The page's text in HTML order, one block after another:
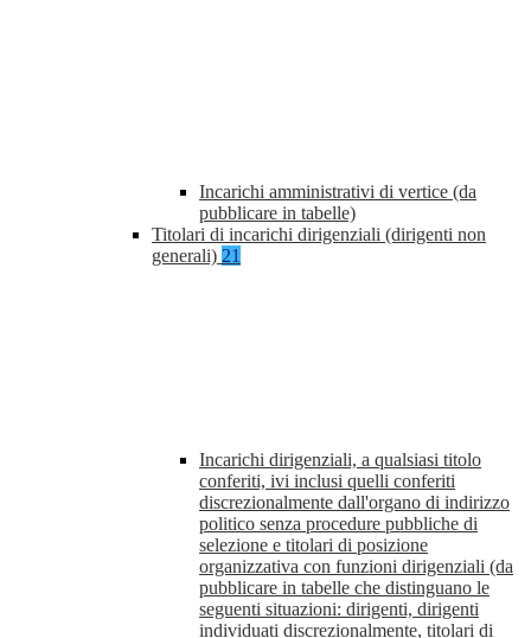
Incarichi amministrativi di vertice (da
pubblicare in tabelle)
Titolari di incarichi dirigenziali (dirigenti non
generali) 21
Incarichi dirigenziali, a qualsiasi titolo
conferiti, ivi inclusi quelli conferiti
discrezionalmente dall'organo di indirizzo
politico senza procedure pubbliche di
selezione e titolari di posizione
organizzativa con funzioni dirigenziali (da
pubblicare in tabelle che distinguano le
seguenti situazioni: dirigenti, dirigenti
individuati discrezionalmente, titolari di